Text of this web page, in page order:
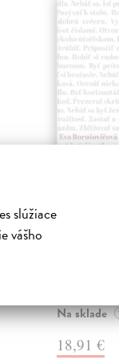
slúžiace
vášho
projektov,
Na sklade
18,91 €